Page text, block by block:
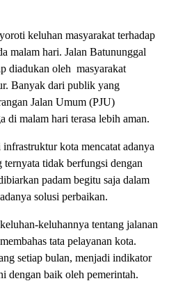
keluhan masyarakat terhadap
malam hari. Jalan Batununggal
diadukan oleh masyarakat
Banyak dari publik yang
Jalan Umum (PJU)
di malam hari terasa lebih aman.
kota mencatat adanya
tidak berfungsi dengan
padam begitu saja dalam
solusi perbaikan.
keluhannya tentang jalanan
tata pelayanan kota.
setiap bulan, menjadi indikator
dengan baik oleh pemerintah.